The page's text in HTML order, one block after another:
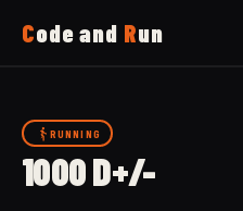
Code and Run
Running
RUNNING
1000 D+/-